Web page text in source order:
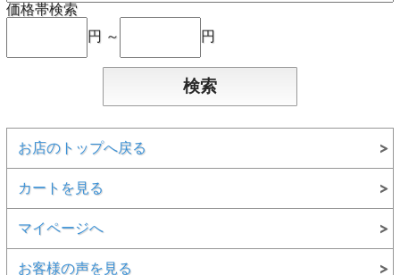
価格帯検索
円 ～
円
お店のトップへ戻る
カートを見る
マイページへ
お客様の声を見る